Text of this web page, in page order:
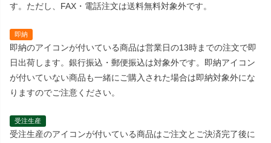
す。ただし、FAX・電話注文は送料無料対象外です。
即納
即納のアイコンが付いている商品は営業日の13時までの注文で即
日出荷します。銀行振込・郵便振込は対象外です。即納アイコン
が付いていない商品も一緒にご購入された場合は即納対象外にな
りますのでご注意ください。
受注生産
受注生産のアイコンが付いている商品はご注文とご決済完了後に